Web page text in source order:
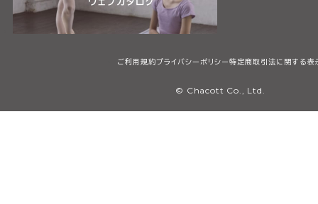
ご利用規約プライバシーポリシー特定商取引法に関する表
© Chacott Co., Ltd.